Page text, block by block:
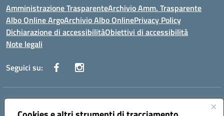
Amministrazione TrasparenteArchivio Amm. Trasparente
Albo Online ArgoArchivio Albo OnlinePrivacy Policy
Dichiarazione di accessibilitàObiettivi di accessibilità
Note legali
Seguici su:
Indirizzo:
Centralino:0823 742191 Email:CEIC8BC00Q@istruzione.it